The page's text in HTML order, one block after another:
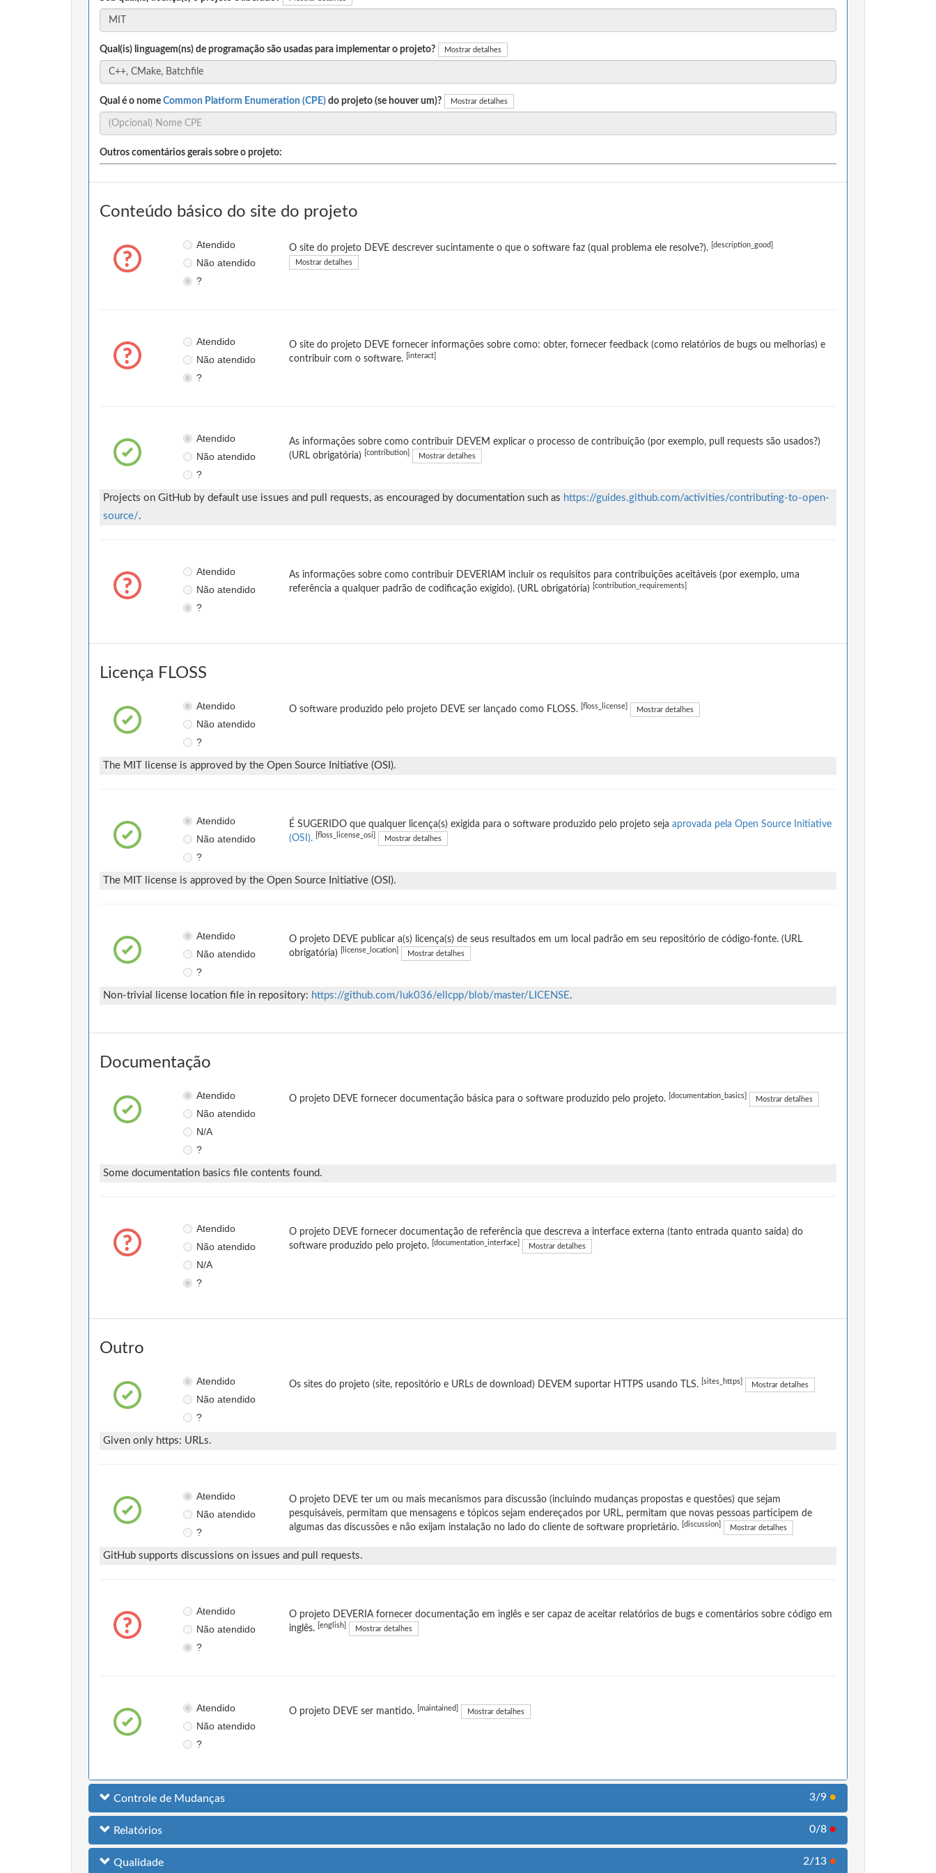
Qual(is) linguagem(ns) de programação são usadas para implementar o projeto? Mostrar detalhes
Qual é o nome Common Platform Enumeration (CPE) do projeto (se houver um)? Mostrar detalhes
Outros comentários gerais sobre o projeto:
Conteúdo básico do site do projeto
Atendido
Não atendido
?
O site do projeto DEVE descrever sucintamente o que o software faz (qual problema ele resolve?). [description_good]
Mostrar detalhes
Atendido
Não atendido
?
O site do projeto DEVE fornecer informações sobre como: obter, fornecer feedback (como relatórios de bugs ou melhorias) e
contribuir com o software.
[interact]
Atendido
Não atendido
?
As informações sobre como contribuir DEVEM explicar o processo de contribuição (por exemplo, pull requests são usados?)
(URL obrigatória)
[contribution] Mostrar detalhes
Projects on GitHub by default use issues and pull requests, as encouraged by documentation such as https://guides.github.com/activities/contributing-to-open-
source/.
Atendido
Não atendido
?
As informações sobre como contribuir DEVERIAM incluir os requisitos para contribuições aceitáveis (por exemplo, uma
referência a qualquer padrão de codificação exigido). (URL obrigatória)
[contribution_requirements]
Licença FLOSS
Atendido
Não atendido
?
O software produzido pelo projeto DEVE ser lançado como FLOSS. [floss_license] Mostrar detalhes
The MIT license is approved by the Open Source Initiative (OSI).
Atendido
Não atendido
?
É SUGERIDO que qualquer licença(s) exigida para o software produzido pelo projeto seja aprovada pela Open Source Initiative
(OSI).
[floss_license_osi] Mostrar detalhes
The MIT license is approved by the Open Source Initiative (OSI).
Atendido
Não atendido
?
O projeto DEVE publicar a(s) licença(s) de seus resultados em um local padrão em seu repositório de código-fonte. (URL
obrigatória)
[license_location] Mostrar detalhes
Non-trivial license location file in repository: https://github.com/luk036/ellcpp/blob/master/LICENSE.
Documentação
Atendido
Não atendido
N/A
?
O projeto DEVE fornecer documentação básica para o software produzido pelo projeto. [documentation_basics] Mostrar detalhes
Some documentation basics file contents found.
Atendido
Não atendido
N/A
?
O projeto DEVE fornecer documentação de referência que descreva a interface externa (tanto entrada quanto saída) do
software produzido pelo projeto.
[documentation_interface] Mostrar detalhes
Outro
Atendido
Não atendido
?
Os sites do projeto (site, repositório e URLs de download) DEVEM suportar HTTPS usando TLS. [sites_https] Mostrar detalhes
Given only https: URLs.
Atendido
Não atendido
?
O projeto DEVE ter um ou mais mecanismos para discussão (incluindo mudanças propostas e questões) que sejam
pesquisáveis, permitam que mensagens e tópicos sejam endereçados por URL, permitam que novas pessoas participem de
algumas das discussões e não exijam instalação no lado do cliente de software proprietário.
[discussion] Mostrar detalhes
GitHub supports discussions on issues and pull requests.
Atendido
Não atendido
?
O projeto DEVERIA fornecer documentação em inglês e ser capaz de aceitar relatórios de bugs e comentários sobre código em
inglês.
[english] Mostrar detalhes
Atendido
Não atendido
?
O projeto DEVE ser mantido. [maintained] Mostrar detalhes
Controle de Mudanças 3/9 ●
Relatórios 0/8 ●
Qualidade 2/13 ●